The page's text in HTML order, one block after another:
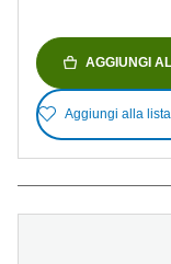
AGGIUNGI
Aggiungi alla